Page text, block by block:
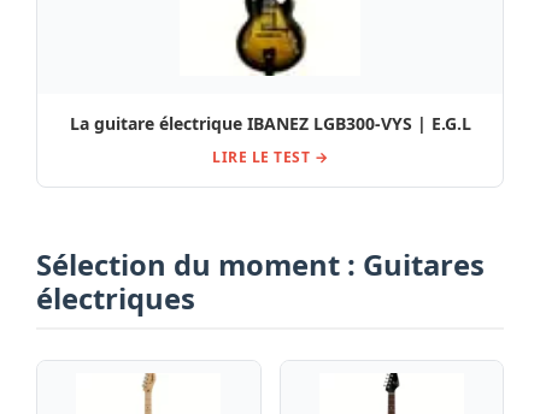
La guitare électrique IBANEZ LGB300-VYS | E.G.L
LIRE LE TEST →
Sélection du moment : Guitares
électriques